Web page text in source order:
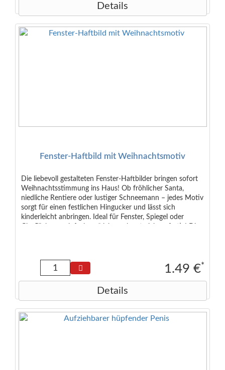
Details
Fenster-Haftbild mit Weihnachtsmotiv
Die liebevoll gestalteten Fenster-Haftbilder bringen sofort
Weihnachtsstimmung ins Haus! Ob fröhlicher Santa,
niedliche Rentiere oder lustiger Schneemann – jedes Motiv
sorgt für einen festlichen Hingucker und lässt sich
kinderleicht anbringen. Ideal für Fenster, Spiegel oder
Haftbild: ca. 20 × 30 cm Maße in Verpackung: ca. 21 × 33
1.49 €*
Details